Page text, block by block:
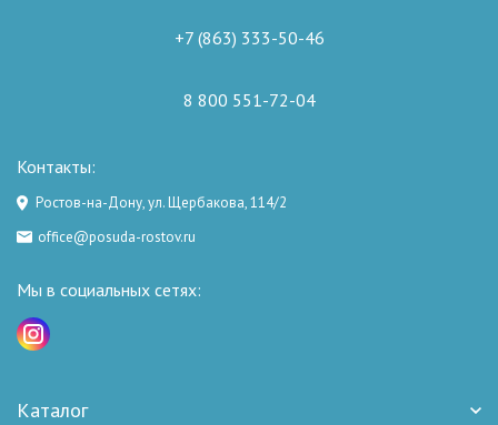
+7 (863) 333-50-46
8 800 551-72-04
Контакты:
Ростов-на-Дону, ул. Щербакова, 114/2
office@posuda-rostov.ru
Мы в социальных сетях:
Каталог